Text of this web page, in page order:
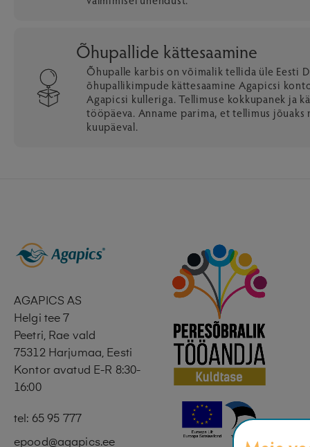
Õhupallide kättesaamine
Õhupalle karbis on võimalik tellida üle Eesti
õhupallikimpude kättesaamine Agapicsi
Agapicsi kulleriga. Tellimuse kokkupanek ja
tööpäeva. Anname parima, et tellimus jõuaks
kuupäeval.
AGAPICS AS
Helgi tee 7
Peetri, Rae vald
75312 Harjumaa, Eesti
Kontor avatud E-R 8:30-
16:00
tel: 65 95 777
epood@agapics.ee